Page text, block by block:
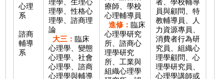
心理
系
諮商
輔導
系
理學、性格心
理學、諮商理
論
大三：臨床
心理學、變態
心理學、社會
心理學、諮商
心理學與輔導
療師、學校
心理輔導員
進修：臨床
心理學研究
所、諮商心
理學研究
所、工業與
組織心理學
員與顧問、特
教輔導員、人
力資源專員、
消費者行為研
究員、組織心
理學顧問、心
理學研究員、
心理學講師或